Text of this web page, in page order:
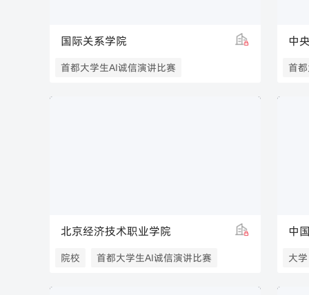
国际关系学院
首都大学生AI诚信演讲比赛
中
首
北京经济技术职业学院
院校
首都大学生AI诚信演讲比赛
中
大学